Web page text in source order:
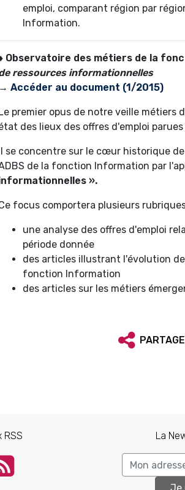
emploi, comparant région par
Information.
Observatoire des métiers de la
ressources informationnelles
→ Accéder au document (1/2015)
premier opus de notre veille
des lieux des offres d'emploi
se concentre sur le cœur historique
de la fonction Information par
».
focus comportera plusieurs
une analyse des offres d'emploi
période donnée
des articles illustrant l'évolution
fonction Information
des articles sur les métiers
RSS La